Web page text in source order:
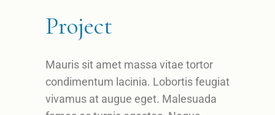
Project
Mauris sit amet massa vitae tortor
condimentum lacinia. Lobortis feugiat
vivamus at augue eget. Malesuada